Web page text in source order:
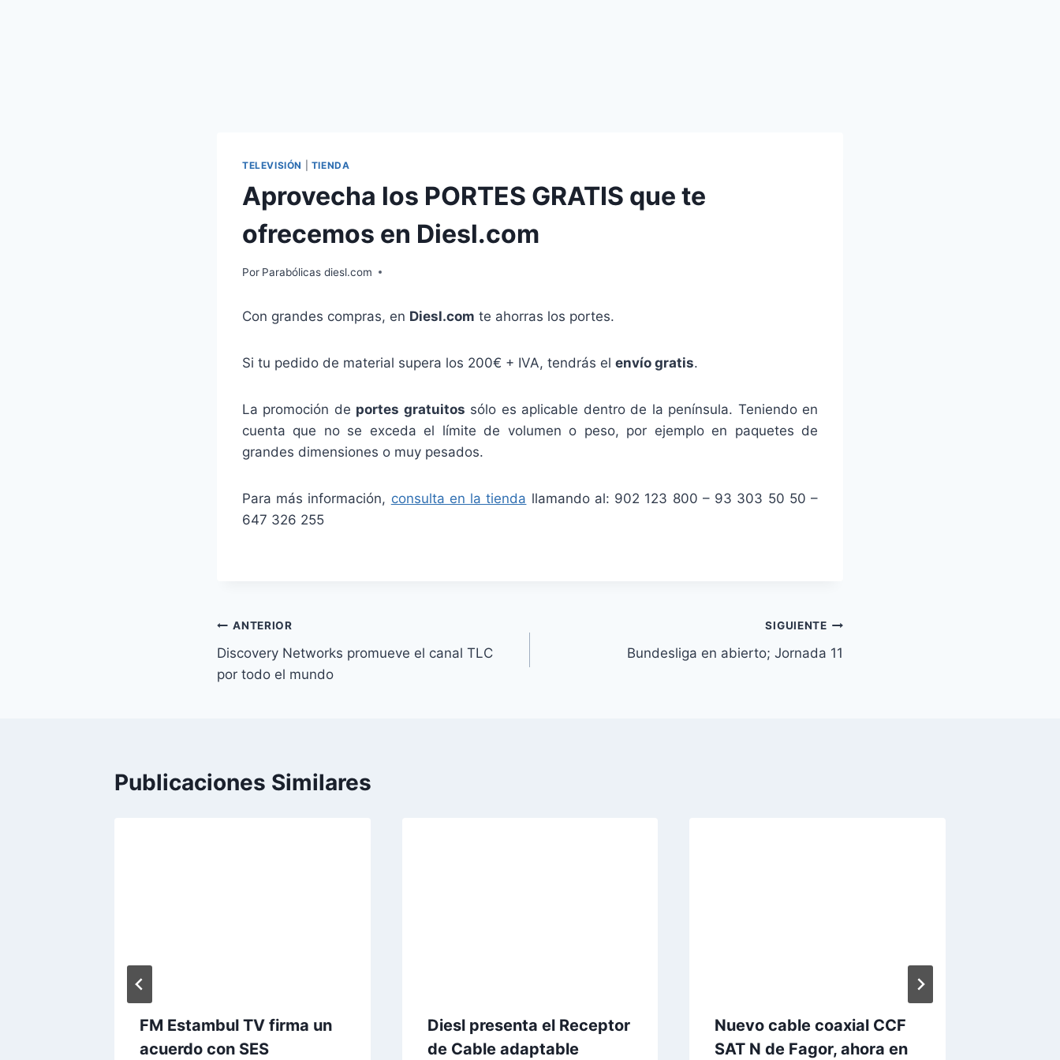
TELEVISIÓN TIENDA
Aprovecha los PORTES GRATIS que te
ofrecemos en Diesl.com
Por Parabólicas diesl.com
Con grandes compras, en Diesl.com te ahorras los portes.
Si tu pedido de material supera los 200€ + IVA, tendrás el envío gratis.
La promoción de portes gratuitos sólo es aplicable dentro de la península. Teniendo en
cuenta que no se exceda el límite de volumen o peso, por ejemplo en paquetes de
grandes dimensiones o muy pesados.
Para más información, consulta en la tienda llamando al: 902 123 800 – 93 303 50 50 –
647 326 255
Navegación
de
ANTERIOR
Discovery Networks promueve el canal TLC
por todo el mundo
SIGUIENTE
Bundesliga en abierto; Jornada 11
Publicaciones Similares
FM Estambul TV firma un
acuerdo con SES
Diesl presenta el Receptor
de Cable adaptable
Nuevo cable coaxial CCF
SAT N de Fagor, ahora en